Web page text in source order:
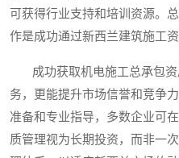
可获得行业支持和培训资源。
作是成功通过新西兰建筑施工资
成功获取机电施工总承包资
务，更能提升市场信誉和竞争
准备和专业指导，多数企业可
质管理视为长期投资，而非一